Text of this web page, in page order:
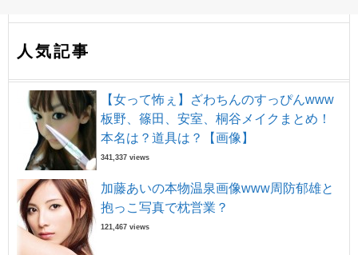
人気記事
【女って怖ぇ】ざわちんのすっぴんwww
板野、篠田、安室、桐谷メイクまとめ！
本名は？道具は？【画像】
341,337 views
加藤あいの本物温泉画像www周防郁雄と
抱っこ写真で枕営業？
121,467 views